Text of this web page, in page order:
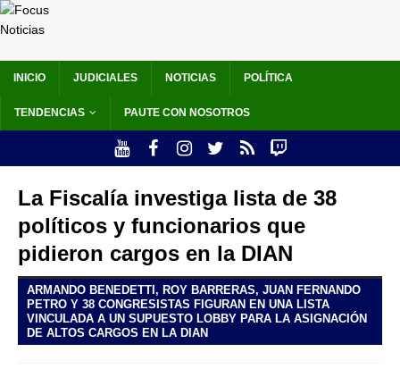
INICIO JUDICIALES NOTICIAS POLÍTICA
TENDENCIAS PAUTE CON NOSOTROS
La Fiscalía investiga lista de 38
políticos y funcionarios que
pidieron cargos en la DIAN
ARMANDO BENEDETTI, ROY BARRERAS, JUAN FERNANDO
PETRO Y 38 CONGRESISTAS FIGURAN EN UNA LISTA
VINCULADA A UN SUPUESTO LOBBY PARA LA ASIGNACIÓN
DE ALTOS CARGOS EN LA DIAN